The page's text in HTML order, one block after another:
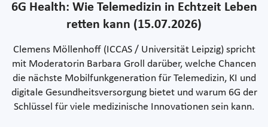
6G Health: Wie Telemedizin in Echtzeit Leben
retten kann (15.07.2026)
Clemens Möllenhoff (ICCAS / Universität Leipzig) spricht
mit Moderatorin Barbara Groll darüber, welche Chancen
die nächste Mobilfunkgeneration für Telemedizin, KI und
digitale Gesundheitsversorgung bietet und warum 6G der
Schlüssel für viele medizinische Innovationen sein kann.